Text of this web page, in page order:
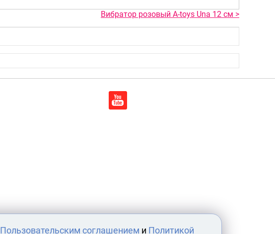
Вибратор розовый A-toys Una 12 см >
Пользовательским соглашением и Политикой